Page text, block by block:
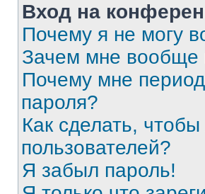
Вход на
Почему я не могу
Зачем мне вообще
Почему мне
пароля?
Как сделать,
пользователей?
Я забыл пароль!